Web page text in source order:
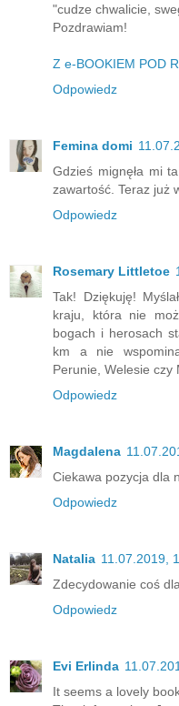
"cudze chwalicie,
Pozdrawiam!
Z e-BOOKIEM POD
Odpowiedz
Femina domi
Gdzieś mignęła mi
zawartość. Teraz już
Odpowiedz
Rosemary Littletoe
Tak! Dziękuję!
kraju, która nie
bogach i herosach
km a nie
Perunie, Welesie czy
Odpowiedz
Magdalena
Ciekawa pozycja dla
Odpowiedz
Natalia 11.07.2019,
Zdecydowanie coś
Odpowiedz
Evi Erlinda
It seems a lovely